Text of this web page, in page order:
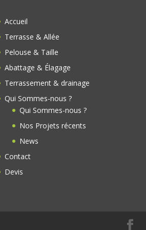
Accueil
Terrasse & Allée
Pelouse & Taille
Abattage & Élagage
Terrassement & drainage
Qui Sommes-nous ?
Qui Sommes-nous ?
Nos Projets récents
News
Contact
Devis